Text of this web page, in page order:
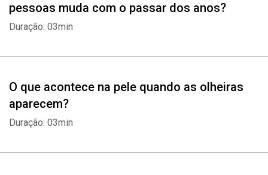
pessoas muda com o passar dos anos?
Duração: 03min
O que acontece na pele quando as olheiras
aparecem?
Duração: 03min
Whatsapp